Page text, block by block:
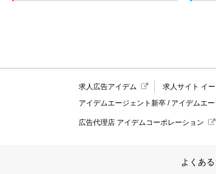
求人広告アイデム 求人サイト イ
アイデムエージェント新卒 / アイデムエ
広告代理店 アイデムコーポレーション
よくあ